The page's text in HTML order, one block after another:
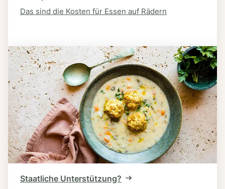
Das sind die Kosten für Essen auf Rädern
Staatliche Unterstützung?